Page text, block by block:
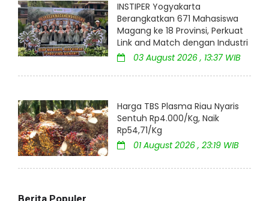
INSTIPER Yogyakarta
Berangkatkan 671 Mahasiswa
Magang ke 18 Provinsi, Perkuat
Link and Match dengan Industri
03 August 2026 , 13:37 WIB
Harga TBS Plasma Riau Nyaris
Sentuh Rp4.000/Kg, Naik
Rp54,71/Kg
01 August 2026 , 23:19 WIB
Berita Populer